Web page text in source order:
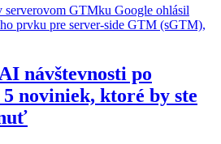
serverovom GTMku Google ohlásil
prvku pre server-side GTM (sGTM),
návštevnosti po
noviniek, ktoré by ste